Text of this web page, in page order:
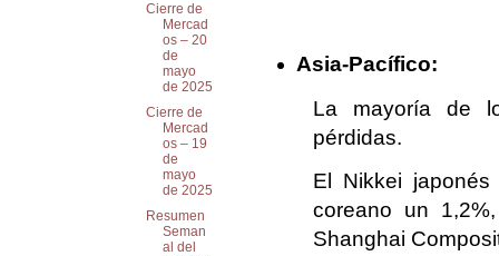
Asia-Pacífico:
La mayoría de
pérdidas.
El Nikkei
coreano un
Shanghai
Cierre de
Mercad
os – 20
de
mayo
de 2025
Cierre de
Mercad
os – 19
de
mayo
de 2025
Resumen
Seman
al del